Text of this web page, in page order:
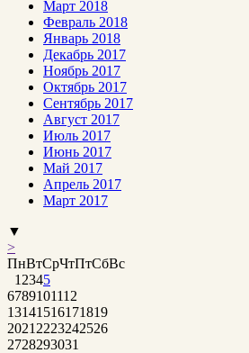
Март 2018
Февраль 2018
Январь 2018
Декабрь 2017
Ноябрь 2017
Октябрь 2017
Сентябрь 2017
Август 2017
Июль 2017
Июнь 2017
Май 2017
Апрель 2017
Март 2017
▼
>
ПнВтСрЧтПтСбВс
1 2345
6789101112
13141516171819
2021 2223242526
2728293031